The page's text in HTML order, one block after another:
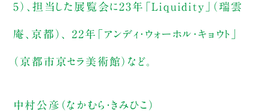
5）、担当した展覧会に23年「Liquidity」（瑞雲
庵、京都）、 22年「アンディ・ウォーホル・キョウト」
（京都市京セラ美術館）など。
中村公彦（なかむら・きみひこ）